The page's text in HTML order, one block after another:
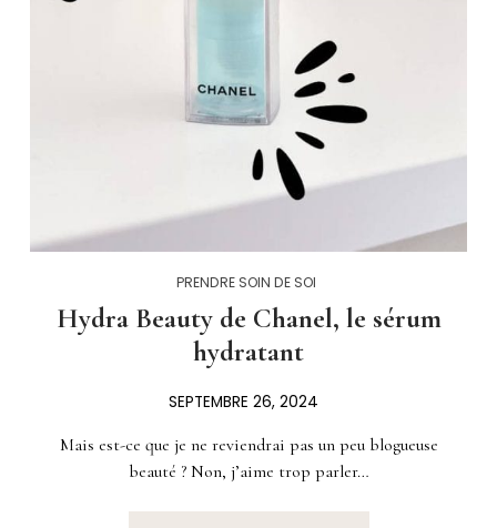
PRENDRE SOIN DE SOI
Hydra Beauty de Chanel, le sérum
hydratant
SEPTEMBRE 26, 2024
Mais est-ce que je ne reviendrai pas un peu blogueuse
beauté ? Non, j’aime trop parler…